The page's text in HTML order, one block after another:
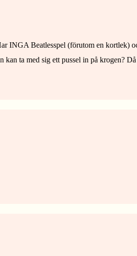
INGA Beatlesspel (förutom en kortlek)
ta med sig ett pussel in på krogen?